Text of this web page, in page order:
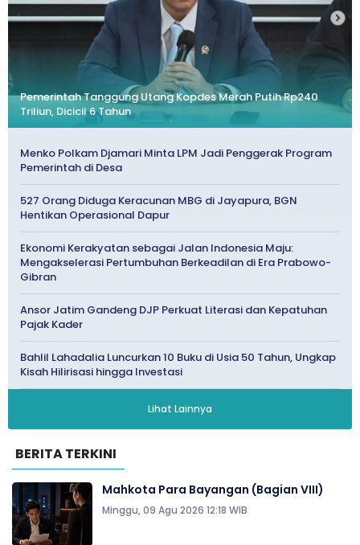
Pemerintah Tanggung Utang Kopdes Merah Putih Rp240
Triliun, Dicicil 6 Tahun
Menko Polkam Djamari Minta LPM Jadi Penggerak Program
Pemerintah di Desa
527 Orang Diduga Keracunan MBG di Jayapura, BGN
Hentikan Operasional Dapur
Ekonomi Kerakyatan sebagai Jalan Indonesia Maju:
Mengakselerasi Pertumbuhan Berkeadilan di Era Prabowo-
Gibran
Ansor Jatim Gandeng DJP Perkuat Literasi dan Kepatuhan
Pajak Kader
Bahlil Lahadalia Luncurkan 10 Buku di Usia 50 Tahun, Ungkap
Kisah Hilirisasi hingga Investasi
Lihat Lainnya
BERITA TERKINI
Mahkota Para Bayangan (Bagian VIII)
Minggu, 09 Agu 2026 12:18 WIB